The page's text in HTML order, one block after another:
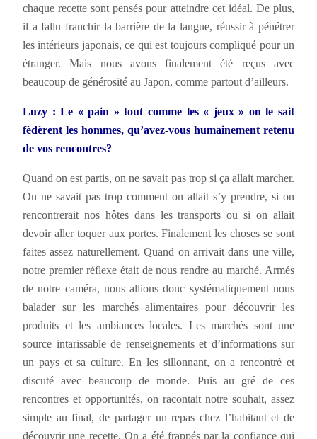
chaque recette sont pensés pour atteindre cet idéal. De plus,
il a fallu franchir la barrière de la langue, réussir à pénétrer
les intérieurs japonais, ce qui est toujours compliqué pour un
étranger. Mais nous avons finalement été reçus avec
beaucoup de générosité au Japon, comme partout d’ailleurs.
Luzy : Le « pain » tout comme les « jeux » on le sait
fèdèrent les hommes, qu’avez-vous humainement retenu
de vos rencontres?
Quand on est partis, on ne savait pas trop si ça allait marcher.
On ne savait pas trop comment on allait s’y prendre, si on
rencontrerait nos hôtes dans les transports ou si on allait
devoir aller toquer aux portes. Finalement les choses se sont
faites assez naturellement. Quand on arrivait dans une ville,
notre premier réflexe était de nous rendre au marché. Armés
de notre caméra, nous allions donc systématiquement nous
balader sur les marchés alimentaires pour découvrir les
produits et les ambiances locales. Les marchés sont une
source intarissable de renseignements et d’informations sur
un pays et sa culture. En les sillonnant, on a rencontré et
discuté avec beaucoup de monde. Puis au gré de ces
rencontres et opportunités, on racontait notre souhait, assez
simple au final, de partager un repas chez l’habitant et de
découvrir une recette. On a été frappés par la confiance qui